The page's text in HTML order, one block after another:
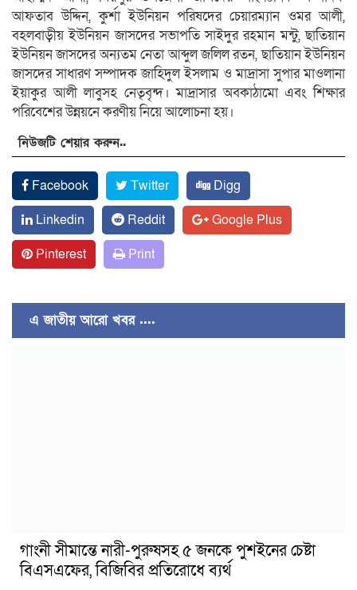
আফতাব উদ্দিন, কুর্শা ইউনিয়ন পরিষদের চেয়ারম্যান ওমর আলী,
বহলবাড়ীয় ইউনিয়ন জাসদের সভাপতি সাইদুর রহমান মন্টু, ছাতিয়ান
ইউনিয়ন জাসদের অন্যতম নেতা আব্দুল জলিল রতন, ছাতিয়ান ইউনিয়ন
জাসদের সাধারণ সম্পাদক জাহিদুল ইসলাম ও মাদ্রাসা সুপার মাওলানা
ইয়াকুর আলী লাবুসহ নেতৃবৃন্দ। মাদ্রাসার অবকাঠামো এবং শিক্ষার
পরিবেশের উন্নয়নে করণীয় নিয়ে আলোচনা হয়।
নিউজটি শেয়ার করুন..
Facebook Twitter
Digg
Linkedin
Reddit
Google Plus
Pinterest
Print
এ জাতীয় আরো খবর ....
গাংনী সীমান্তে নারী-পুরুষসহ ৫ জনকে পুশইনের চেষ্টা
বিএসএফের, বিজিবির প্রতিরোধে ব্যর্থ